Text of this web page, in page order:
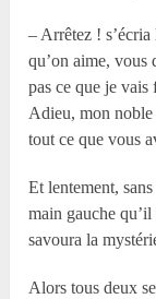
– Arrêtez !
qu’on aime, vous
pas ce que je vais
Adieu, mon noble
tout ce que vous
Et lentement,
main gauche
savoura la
Alors tous deux